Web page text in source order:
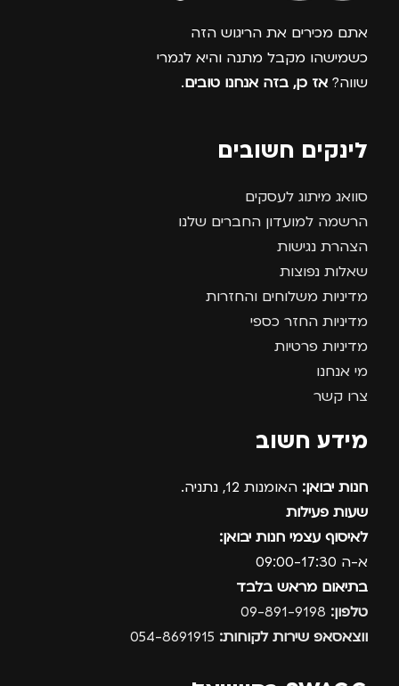
אתם מכירים את הריגוש הזה
כשמישהו מקבל מתנה והיא לגמרי
שווה? אז כן, בזה אנחנו טובים.
לינקים חשובים
סוואג מיתוג לעסקים
הרשמה למועדון החברים שלנו
הצהרת נגישות
שאלות נפוצות
מדיניות משלוחים והחזרות
מדיניות החזר כספי
מדיניות פרטיות
מי אנחנו
צרו קשר
מידע חשוב
חנות יבואן: האומנות 12, נתניה.
שעות פעילות
לאיסוף עצמי חנות יבואן:
א-ה 09:00-17:30
בתיאום מראש בלבד
טלפון:
ווצאסאפ שירות לקוחות: